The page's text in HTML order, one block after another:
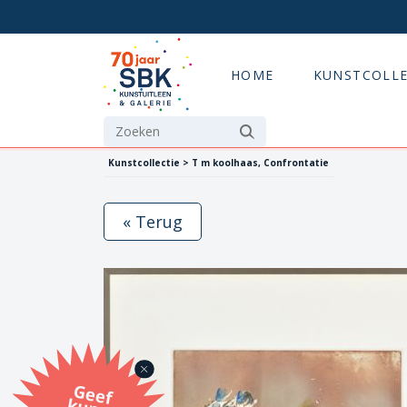
HOME
Kunstcollectie > T m koolhaas, Confrontatie
G
eef
u
n
st
a
d
o
m
et
e SB
K
u
n
stb
o
n
« Terug